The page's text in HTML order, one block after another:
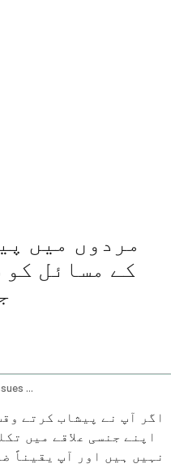
مردوں میں
کے مسائل کو
Male Uti And Genital Issues Causes And Evaluation
اگر آپ نے پیشاب کرتے
اپنے جنسی علاقے میں
نہیں ہیں اور آپ یقیناً